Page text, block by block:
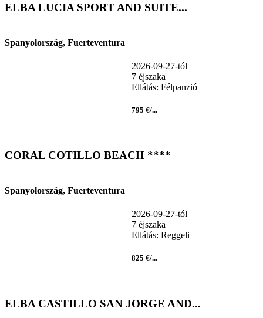
ELBA LUCIA SPORT AND SUITE...
Spanyolország, Fuerteventura
2026-09-27-tól
7 éjszaka
Ellátás: Félpanzió
795 €/...
CORAL COTILLO BEACH ****
Spanyolország, Fuerteventura
2026-09-27-tól
7 éjszaka
Ellátás: Reggeli
825 €/...
ELBA CASTILLO SAN JORGE AND...